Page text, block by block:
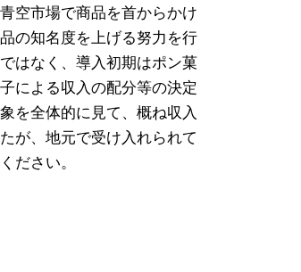
空市場で商品を首からかけ
の知名度を上げる努力を行
はなく、導入初期はポン菓
による収入の配分等の決定
を全体的に見て、概ね収入
が、地元で受け入れられて
ださい。